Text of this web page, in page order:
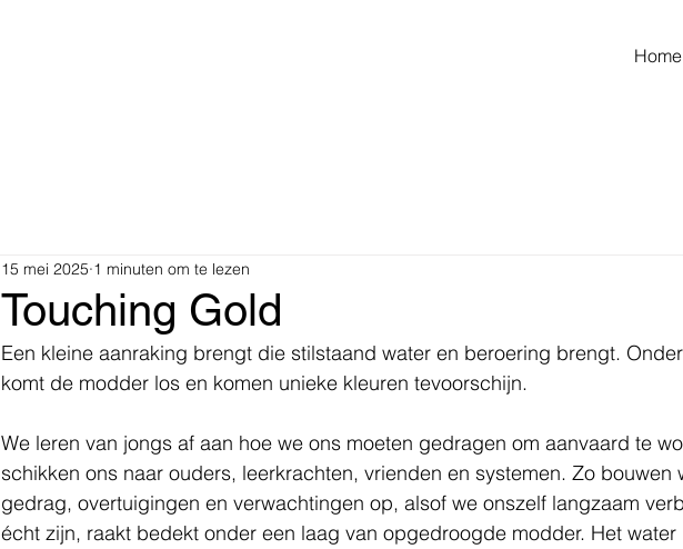
Home
Touching Gold
15 mei 2025 1 minuten om te lezen
Een kleine aanraking brengt die stilstaand water en beroering brengt.
komt de modder los en komen unieke kleuren tevoorschijn.
We leren van jongs af aan hoe we ons moeten gedragen om aanvaard te
schikken ons naar ouders, leerkrachten, vrienden en systemen. Zo
gedrag, overtuigingen en verwachtingen op, alsof we onszelf langzaam
écht zijn, raakt bedekt onder een laag van opgedroogde modder. Het